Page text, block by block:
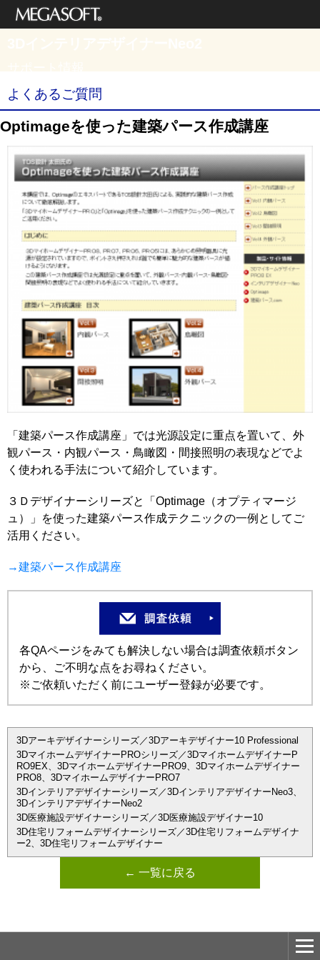
よくあるご質問
Optimageを使った建築パース作成講座
「建築パース作成講座」では光源設定に重点を置いて、外
観パース・内観パース・鳥瞰図・間接照明の表現などでよ
く使われる手法について紹介しています。
３Ｄデザイナーシリーズと「Optimage（オプティマージ
ュ）」を使った建築パース作成テクニックの一例としてご
活用ください。
→建築パース作成講座
各QAページをみても解決しない場合は調査依頼ボタン
から、ご不明な点をお尋ねください。
※ご依頼いただく前にユーザー登録が必要です。
3Dアーキデザイナーシリーズ／3Dアーキデザイナー10 Professional
3DマイホームデザイナーPROシリーズ／3DマイホームデザイナーP
RO9EX、3DマイホームデザイナーPRO9、3Dマイホームデザイナー
PRO8、3DマイホームデザイナーPRO7
3Dインテリアデザイナーシリーズ／3DインテリアデザイナーNeo3、
3DインテリアデザイナーNeo2
3D医療施設デザイナーシリーズ／3D医療施設デザイナー10
3D住宅リフォームデザイナーシリーズ／3D住宅リフォームデザイナ
ー2、3D住宅リフォームデザイナー
← 一覧に戻る